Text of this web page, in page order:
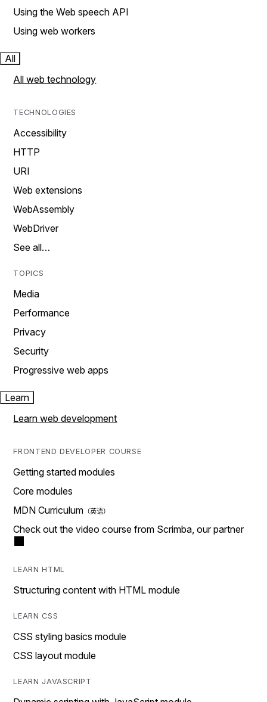
Using the Web speech API
Using web workers
All
All web technology
TECHNOLOGIES
Accessibility
HTTP
URI
Web extensions
WebAssembly
WebDriver
See all…
TOPICS
Media
Performance
Privacy
Security
Progressive web apps
Learn
Learn web development
FRONTEND DEVELOPER COURSE
Getting started modules
Core modules
MDN Curriculum
Check out the video course from Scrimba, our partner
LEARN HTML
Structuring content with HTML module
LEARN CSS
CSS styling basics module
CSS layout module
LEARN JAVASCRIPT